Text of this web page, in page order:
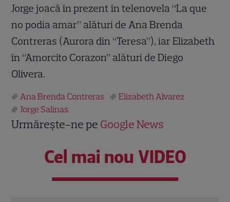
Jorge joacă în prezent în telenovela “La que
no podia amar” alături de Ana Brenda
Contreras (Aurora din “Teresa”), iar Elizabeth
în “Amorcito Corazon” alături de Diego
Olivera.
Ana Brenda Contreras
Elizabeth Alvarez
Jorge Salinas
Urmărește-ne pe Google News
Cel mai nou VIDEO